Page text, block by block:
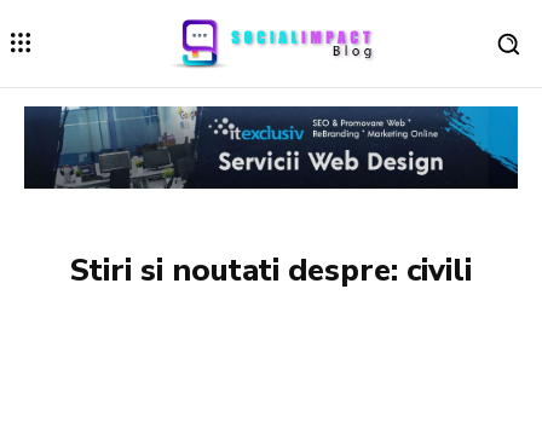
Stiri si noutati despre: civili